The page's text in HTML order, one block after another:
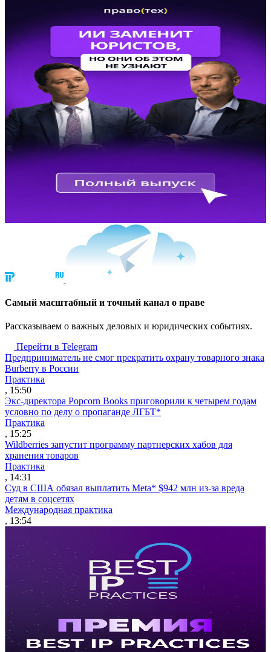
Cамый масштабный и точный канал о праве
Рассказываем о важных деловых и юридических событиях.
Перейти в Telegram
Предприниматель не смог прекратить охрану товарного знака
Burberry в России
Практика
, 15:50
Экс-директора Popcorn Books приговорили к четырем годам
условно по делу о пропаганде ЛГБТ*
Практика
, 15:25
Wildberries запустит программу партнерских хабов для
хранения товаров
Практика
, 14:31
Суд в США обязал выплатить Meta* $942 млн из-за вреда
детям в соцсетях
Международная практика
, 13:54